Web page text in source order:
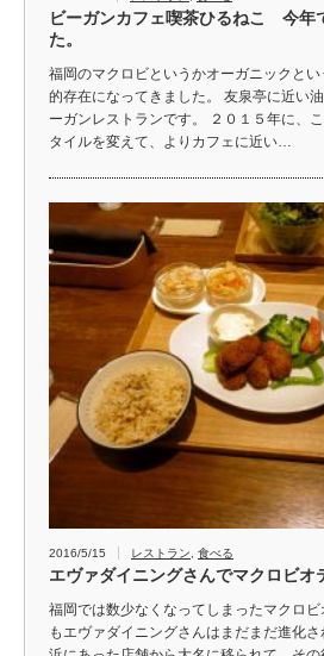
ビーガンカフェ喫茶ひるねこ 今年
た。
福岡のマクロビというかオーガニックと
的存在になってきました。 友泉亭に近い
ーガンレストランです。 ２０１５年に、
タイルを変えて、よりカフェに近い…
2016/5/15 レストラン 食べる
エヴァダイニングさんでマクロビオ
福岡では数少なくなってしまったマクロ
もエヴァダイニングさんはまだまだ進化